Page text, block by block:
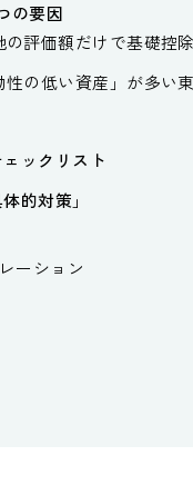
の要因
評価額だけで基礎控
の低い資産」が多い
ックリスト
的対策」
ーション